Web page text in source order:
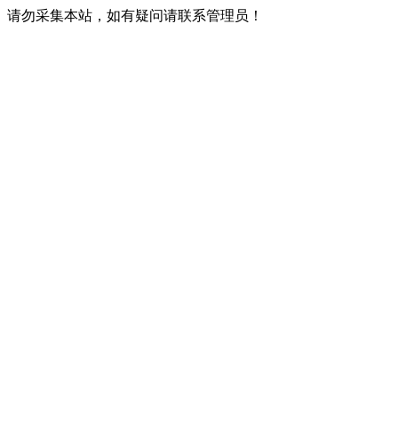
请勿采集本站，如有疑问请联系管理员！